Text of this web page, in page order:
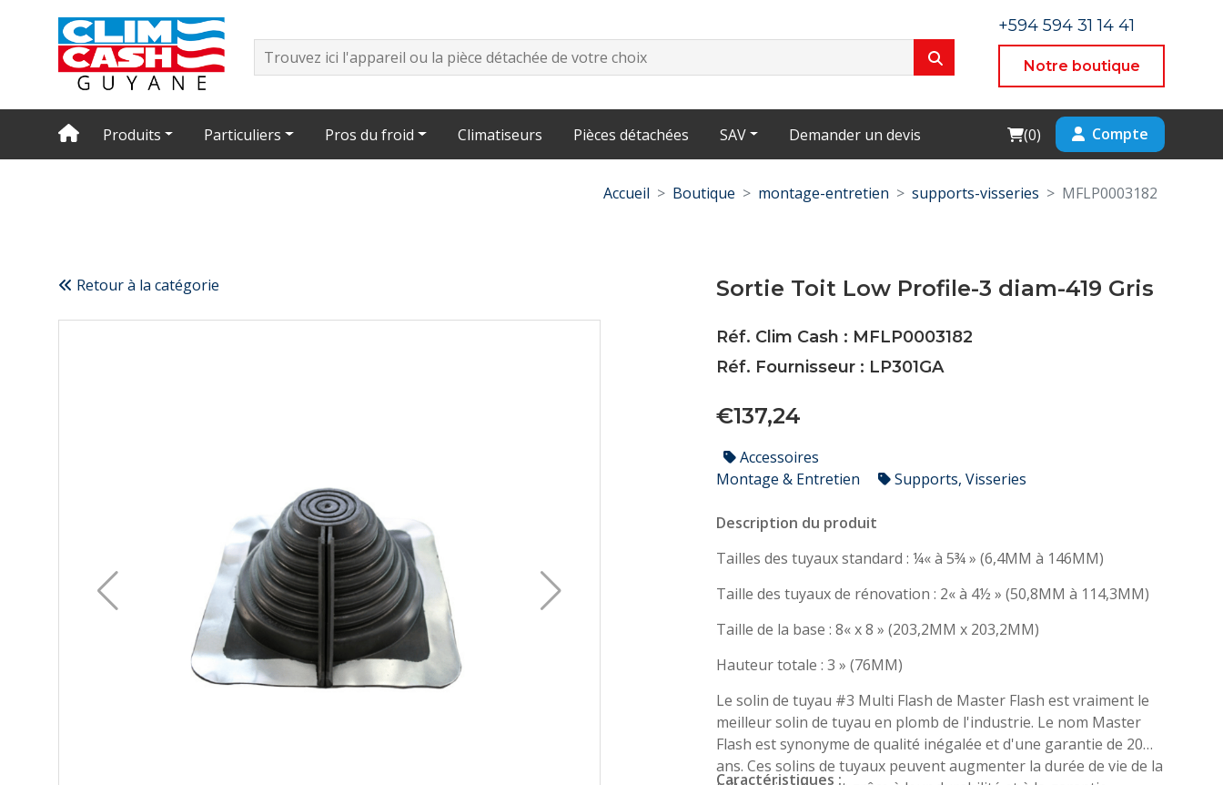
+594 594 31 14 41
Notre boutique
Produits Particuliers Pros du froid Climatiseurs Pièces détachées SAV Demander un devis Cart
(0) Compte
Accueil Boutique montage-entretien supports-visseries MFLP0003182
Retour à la catégorie Sortie Toit Low Profile-3 diam-419 Gris
Réf. Clim Cash : MFLP0003182
Réf. Fournisseur : LP301GA
€137,24
Accessoires
Montage & Entretien
Supports, Visseries
Description du produit
Tailles des tuyaux standard : ¼« à 5¾ » (6,4MM à 146MM)
Taille des tuyaux de rénovation : 2« à 4½ » (50,8MM à 114,3MM)
Taille de la base : 8« x 8 » (203,2MM x 203,2MM)
Hauteur totale : 3 » (76MM)
Le solin de tuyau #3 Multi Flash de Master Flash est vraiment le
meilleur solin de tuyau en plomb de l'industrie. Le nom Master
Flash est synonyme de qualité inégalée et d'une garantie de 20
ans. Ces solins de tuyaux peuvent augmenter la durée de vie de la
Caractéristiques :